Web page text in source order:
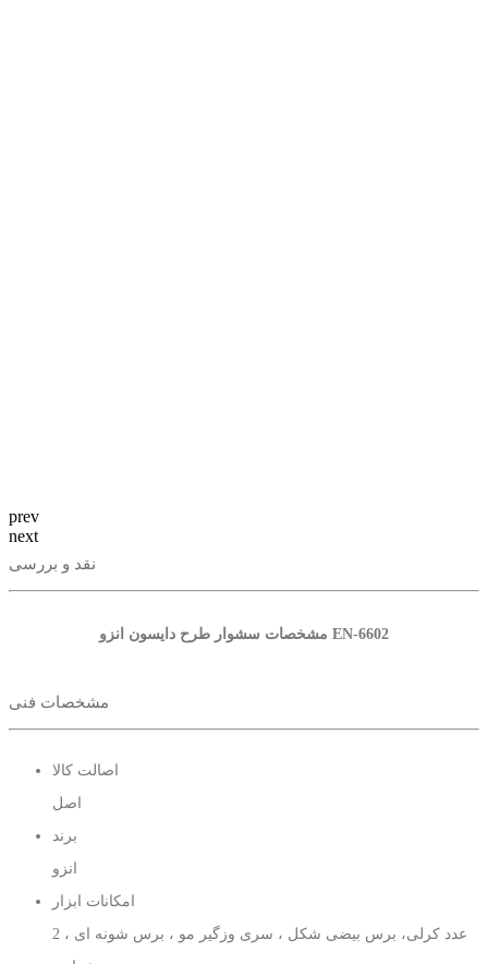
prev
next
نقد و بررسی
مشخصات سشوار طرح دایسون انزو EN-6602
مشخصات فنی
اصالت کالا
اصل
برند
انزو
امکانات ابزار
2 عدد کرلی، برس بیضی شکل ، سری وزگیر مو ، برس شونه ای ،